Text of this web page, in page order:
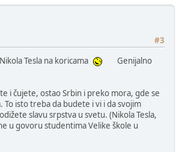
#3
Tesla na koricama Genijalno
i čujete, ostao Srbin i preko mora, gde se
To isto treba da budete i vi i da svojim
slavu srpstva u svetu. (Nikola Tesla,
u govoru studentima Velike škole u